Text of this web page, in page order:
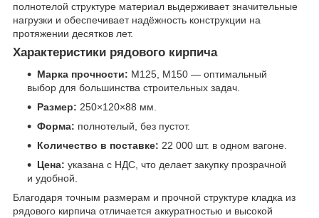
полнотелой структуре материал выдерживает значительные
нагрузки и обеспечивает надёжность конструкции на
протяжении десятков лет.
Характеристики рядового кирпича
Марка прочности: М125, М150 — оптимальный
выбор для большинства строительных задач.
Размер: 250×120×88 мм.
Форма: полнотелый, без пустот.
Количество в поставке: 22 000 шт. в одном вагоне.
Цена: указана с НДС, что делает закупку прозрачной
и удобной.
Благодаря точным размерам и прочной структуре кладка из
рядового кирпича отличается аккуратностью и высокой